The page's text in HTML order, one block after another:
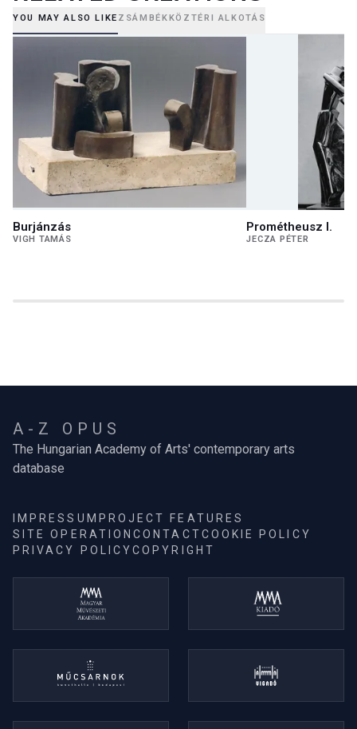
YOU MAY ALSO LIKE ZSÁMBÉKKÖZTÉRI ALKOTÁS
Burjánzás
VIGH TAMÁS
Prométheusz I.
JECZA PÉTER
A-Z OPUS
The Hungarian Academy of Arts' contemporary arts
database
IMPRESSUM PROJECT FEATURES
SITE OPERATIONCONTACTCOOKIE POLICY
PRIVACY POLICYCOPYRIGHT